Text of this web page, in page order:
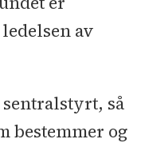
av
så
bestemmer og